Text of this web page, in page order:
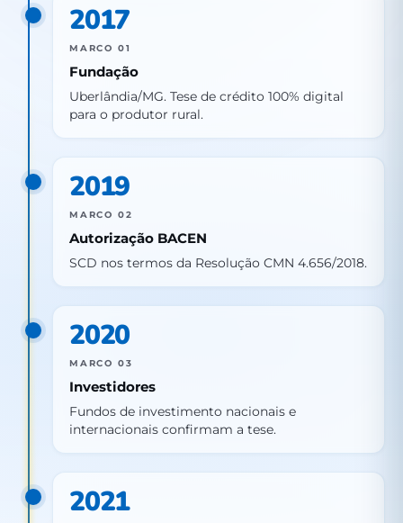
2017
MARCO 01
Fundação
Uberlândia/MG. Tese de crédito 100% digital
para o produtor rural.
2019
MARCO 02
Autorização BACEN
SCD nos termos da Resolução CMN 4.656/2018.
2020
MARCO 03
Investidores
Fundos de investimento nacionais e
internacionais confirmam a tese.
2021